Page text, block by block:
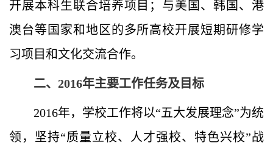
开展本科生联合培养项目；与美国、韩国、港
澳台等国家和地区的多所高校开展短期研修学
习项目和文化交流合作。
二、2016年主要工作任务及目标
2016年，学校工作将以“五大发展理念”为统
领，坚持“质量立校、人才强校、特色兴校”战